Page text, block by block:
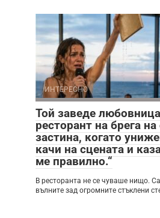
ИНТЕРЕСНО
Той заведе
ресторант на брега
застина, когато
качи на сцената и
ме правилно.“
В ресторанта не се чуваше нищо.
вълните зад огромните стъклени